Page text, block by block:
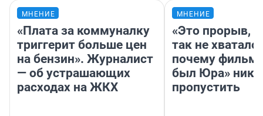
МНЕНИЕ
«Плата за коммуналку
триггерит больше цен
на бензин». Журналист
— об устрашающих
расходах на ЖКХ
МНЕНИЕ
«Это прорыв,
так не
почему фильм
был Юра»
пропустить